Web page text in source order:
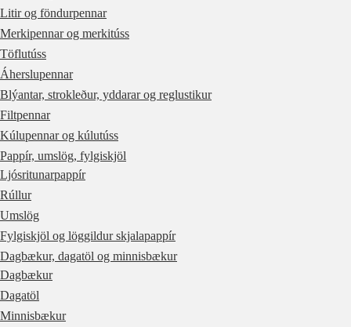
Litir og föndurpennar
Merkipennar og merkitúss
Töflutúss
Áherslupennar
Blýantar, strokleður, yddarar og reglustikur
Filtpennar
Kúlupennar og kúlutúss
Pappír, umslög, fylgiskjöl
Ljósritunarpappír
Rúllur
Umslög
Fylgiskjöl og löggildur skjalapappír
Dagbækur, dagatöl og minnisbækur
Dagbækur
Dagatöl
Minnisbækur